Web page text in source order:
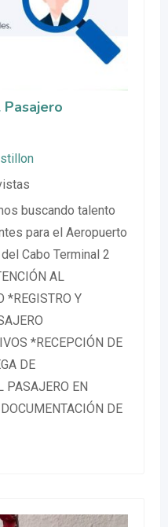
buscando talento
para el Aeropuerto
Cabo Terminal 2
AL
*REGISTRO Y
*RECEPCIÓN DE
DE
PASAJERO EN
DE